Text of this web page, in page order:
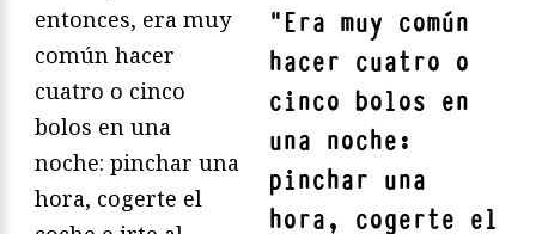
"Era muy común
hacer cuatro o
cinco bolos en
una noche:
pinchar una
hora, cogerte el
entonces, era muy
común hacer
cuatro o cinco
bolos en una
noche: pinchar una
hora, cogerte el